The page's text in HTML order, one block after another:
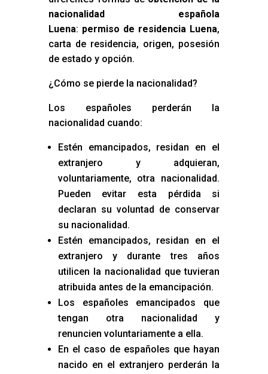
nacionalidad española
Luena: permiso de residencia Luena,
carta de residencia, origen, posesión
de estado y opción.
¿Cómo se pierde la nacionalidad?
Los españoles perderán la
nacionalidad cuando:
Estén emancipados, residan en el
extranjero y adquieran,
voluntariamente, otra nacionalidad.
Pueden evitar esta pérdida si
declaran su voluntad de conservar
su nacionalidad.
Estén emancipados, residan en el
extranjero y durante tres años
utilicen la nacionalidad que tuvieran
atribuida antes de la emancipación.
Los españoles emancipados que
tengan otra nacionalidad y
renuncien voluntariamente a ella.
En el caso de españoles que hayan
nacido en el extranjero perderán la